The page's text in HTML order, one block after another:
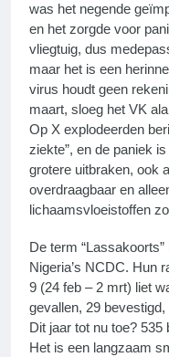
was het negende
en het zorgde voor
vliegtuig, dus
maar het is een
virus houdt geen
maart, sloeg het VK
Op X explodeerden
ziekte”, en de paniek
grotere uitbraken, ook
overdraagbaar en
lichaamsvloeistoffen
De term
Nigeria’s NCDC. Hun
9 (24 feb – 2 mrt) liet
gevallen, 29
Dit jaar tot nu toe? 535
Het is een langzaam